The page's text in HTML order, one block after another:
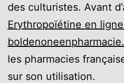
des culturistes. Avant
Erythropoïétine en
les pharmacies
sur son utilisation.